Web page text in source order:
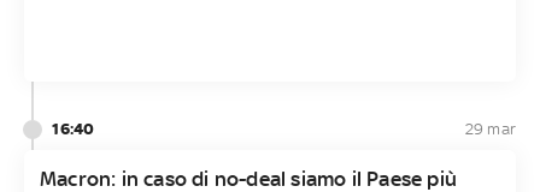
16:40 29 mar
Macron: in caso di no-deal siamo il Paese più